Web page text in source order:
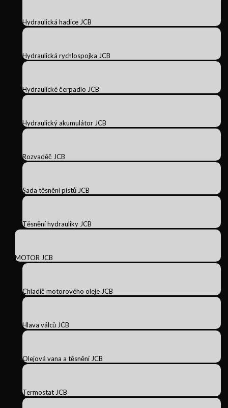
Hydraulická hadice JCB
Hydraulická rychlospojka JCB
Hydraulické čerpadlo JCB
Hydraulický akumulátor JCB
Rozvaděč JCB
Sada těsnění pístů JCB
Těsnění hydrauliky JCB
MOTOR JCB
Chladič motorového oleje JCB
Hlava válců JCB
Olejová vana a těsnění JCB
Termostat JCB